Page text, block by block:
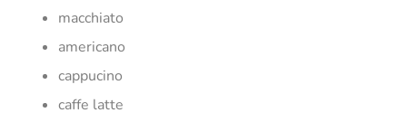
macchiato
americano
cappucino
caffe latte